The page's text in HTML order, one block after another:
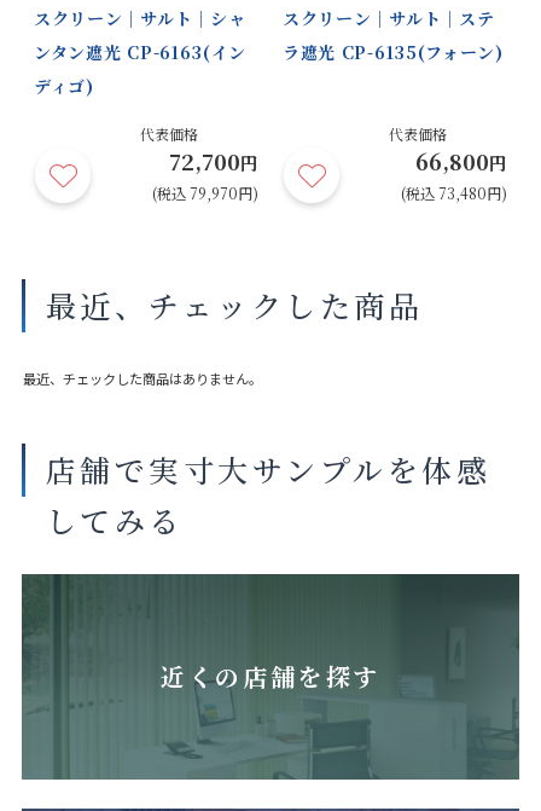
スクリーン｜サルト｜シャ
ンタン遮光 CP-6163(イン
ディゴ)
代表価格
72,700円
(税込 79,970円)
スクリーン｜サルト｜ステ
ラ遮光 CP-6135(フォーン)
代表価格
66,800円
(税込 73,480円)
最近、チェックした商品
最近、チェックした商品はありません。
店舗で実寸大サンプルを体感
してみる
近くの店舗を探す